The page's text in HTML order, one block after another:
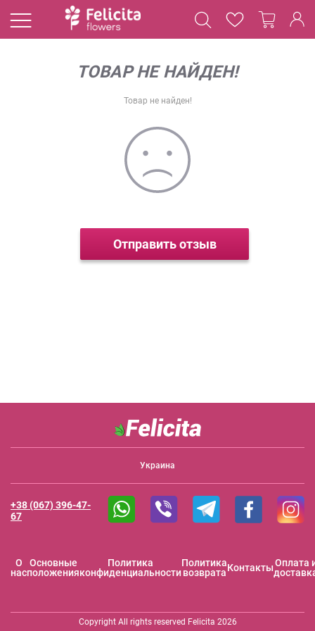
ТОВАР НЕ НАЙДЕН!
Товар не найден!
Отправить отзыв
Украина
O
нас
Основные
положения
Политика
конфиденциальности
Политика
возвратаКонтактыОплата
+38 (067) 396-47-
67
Copyright All rights reserved Felicita 2026